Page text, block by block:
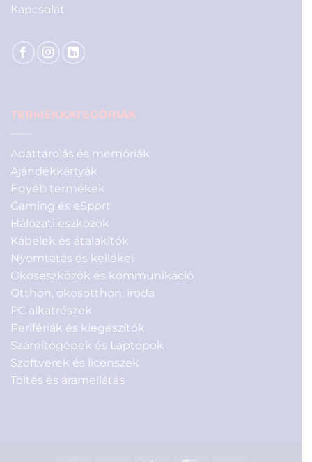
Kapcsolat
TERMÉKKATEGÓRIÁK
Adattárolás és memóriák
Ajándékkártyák
Egyéb termékek
Gaming és eSport
Hálózati eszközök
Kábelek és átalakítók
Nyomtatás és kellékei
Okoseszközök és kommunikáció
Otthon, okosotthon, iroda
PC alkatrészek
Perifériák és kiegészítők
Számítógépek és Laptopok
Szoftverek és licenszek
Töltés és áramellátás